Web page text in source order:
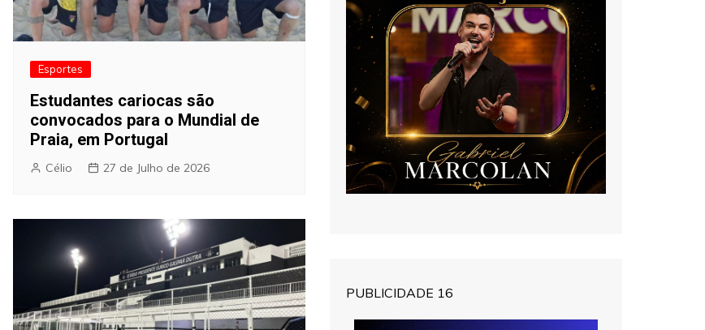
Esportes
Estudantes cariocas são
convocados para o Mundial de
Praia, em Portugal
Célio 27 de Julho de 2026
PUBLICIDADE 16